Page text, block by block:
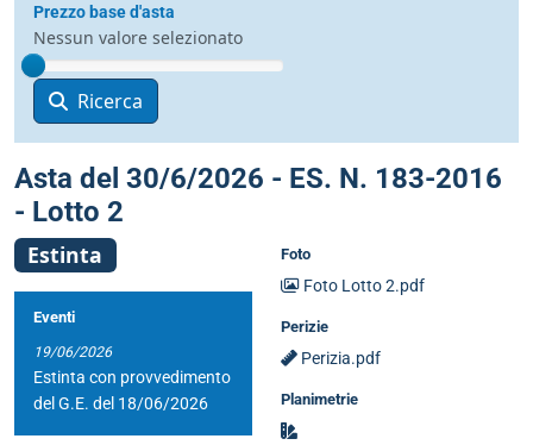
Prezzo base d'asta
Nessun valore selezionato
Ricerca
Asta del 30/6/2026 - ES. N. 183-2016
- Lotto 2
Estinta
Eventi
19/06/2026
Estinta con provvedimento
del G.E. del 18/06/2026
Foto
Foto Lotto 2.pdf
Perizie
Perizia.pdf
Planimetrie